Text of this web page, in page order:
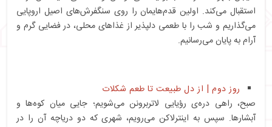
استقبال می‌کند. اولین قدم‌هایمان را روی سنگفرش‌های اصیل اروپایی
می‌گذاریم و شب را با طعمی دلپذیر از غذاهای محلی، در فضایی گرم و
آرام به پایان می‌رسانیم.
روز دوم | از دل طبیعت تا طعم شکلات
صبح، راهی دره‌ی رؤیایی لاتربرونن می‌شویم؛ جایی میان کوه‌ها و
آبشارها. سپس به اینترلاکن می‌رویم، شهری که دو دریاچه آن را در